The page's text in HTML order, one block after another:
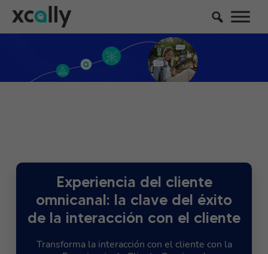
Experiencia del cliente
omnicanal: la clave del éxito
de la interacción con el cliente
Transforma la interacción con el cliente con la